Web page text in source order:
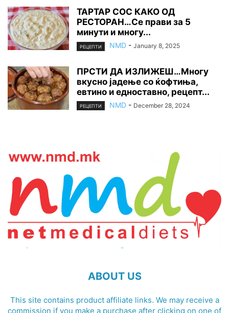
ТАРТАР СОС КАКО ОД
РЕСТОРАН…Се прави за 5
минути и многу...
РЕЦЕПТИ NMD - January 8, 2025
ПРСТИ ДА ИЗЛИЖЕШ…Многу
вкусно јадење со ќофтиња,
евтино и едноставно, рецепт...
РЕЦЕПТИ NMD - December 28, 2024
ABOUT US
This site contains product affiliate links. We may receive a
commission if you make a purchase after clicking on one of